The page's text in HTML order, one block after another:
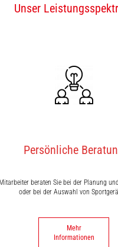
Unser
Persönliche
beraten Sie bei der Planung
oder bei der Auswahl von
Mehr
Informationen